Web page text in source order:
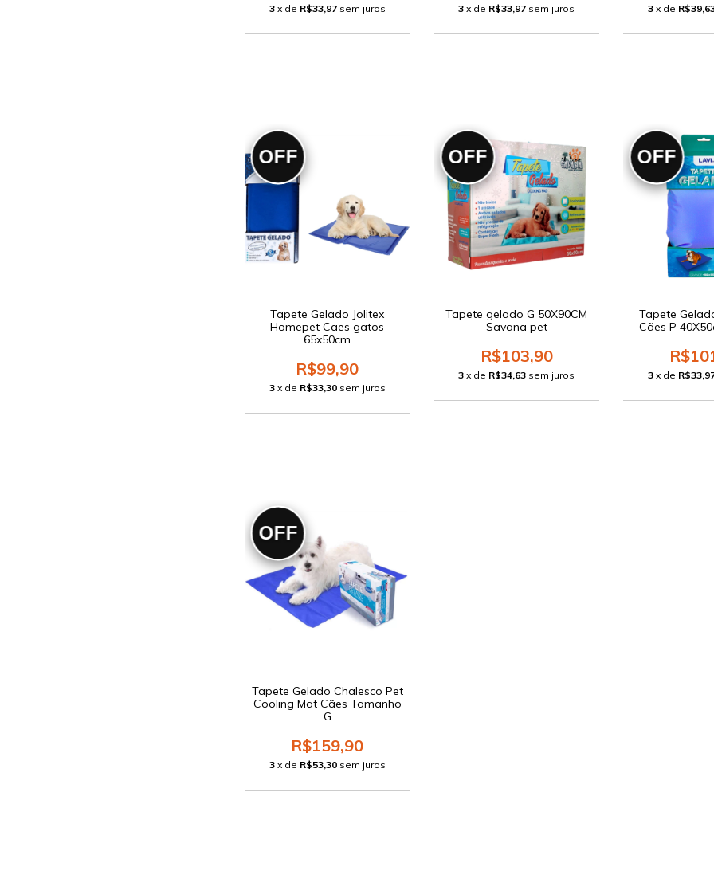
3 x de R$33,97 sem juros 3 x de R$33,97 sem juros 3 x de
OFF
Tapete Gelado Jolitex
Homepet Caes gatos
65x50cm
R$99,90
3 x de R$33,30 sem juros
OFF
Tapete gelado G 50X90CM
Savana pet
R$103,90
3 x de R$34,63 sem juros
OFF
Tapete
Cães P
3 x de
OFF
Tapete Gelado Chalesco Pet
Cooling Mat Cães Tamanho
G
R$159,90
3 x de R$53,30 sem juros